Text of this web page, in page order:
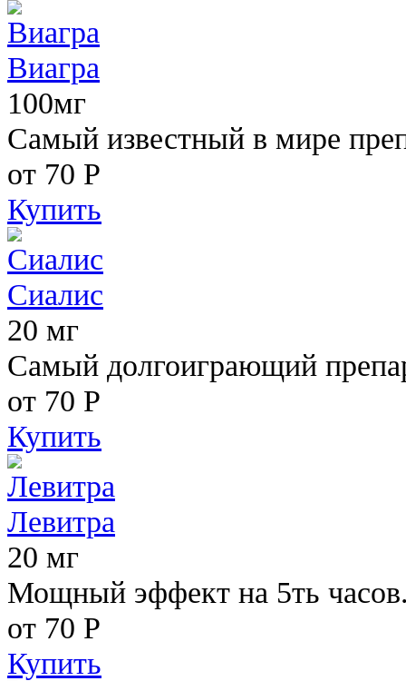
Виагра
100мг
Самый известный в мире
от 70 Р
Купить
Сиалис
20 мг
Самый долгоиграющий
от 70 Р
Купить
Левитра
20 мг
Мощный эффект на 5ть
от 70 Р
Купить